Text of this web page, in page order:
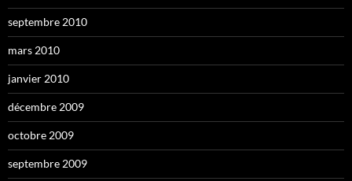
septembre 2010
mars 2010
janvier 2010
décembre 2009
octobre 2009
septembre 2009